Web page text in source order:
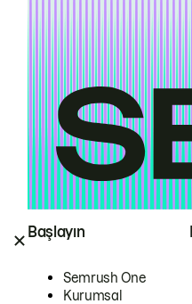
Başlayın
Semrush One
Kurumsal